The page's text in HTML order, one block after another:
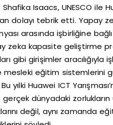
Isaacs, UNESCO ile
dolayı tebrik etti. Yapay
arasında işbirliğine
zeka kapasite geliştirme
gibi girişimler aracılığıyla
mesleki eğitim sistemlerini
yılki Huawei ICT
gerçek dünyadaki
değil, aynı zamanda